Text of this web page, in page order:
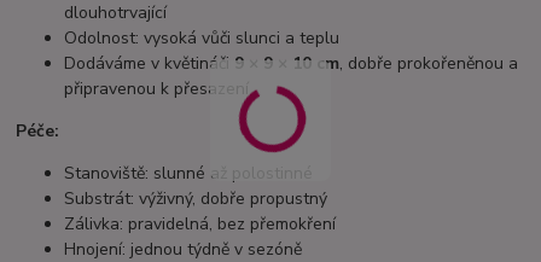
dlouhotrvající
Odolnost: vysoká vůči slunci a teplu
Dodáváme v květináči 9 × 9 × 10 cm, dobře prokořeněnou a
připravenou k přesazení
Péče:
Stanoviště: slunné až polostinné
Substrát: výživný, dobře propustný
Zálivka: pravidelná, bez přemokření
Hnojení: jednou týdně v sezóně